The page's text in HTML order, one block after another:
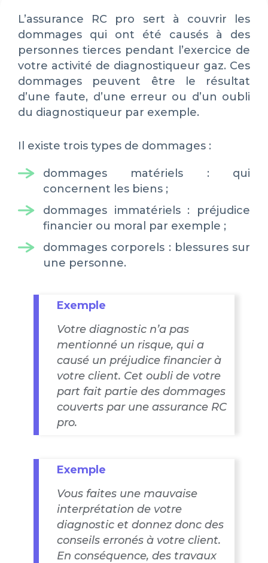
L’assurance RC pro sert à couvrir les
dommages qui ont été causés à des
personnes tierces pendant l’exercice de
votre activité de diagnostiqueur gaz. Ces
dommages peuvent être le résultat
d’une faute, d’une erreur ou d’un oubli
du diagnostiqueur par exemple.
Il existe trois types de dommages :
dommages matériels : qui
concernent les biens ;
dommages immatériels : préjudice
financier ou moral par exemple ;
dommages corporels : blessures sur
une personne.
Exemple
Votre diagnostic n’a pas
mentionné un risque, qui a
causé un préjudice financier à
votre client. Cet oubli de votre
part fait partie des dommages
couverts par une assurance RC
pro.
Exemple
Vous faites une mauvaise
interprétation de votre
diagnostic et donnez donc des
conseils erronés à votre client.
En conséquence, des travaux